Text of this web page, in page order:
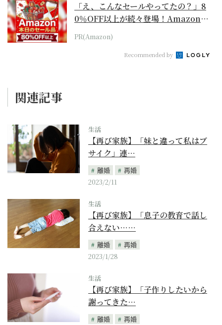
「え、こんなセールやってたの？」8
0％OFF以上が続々登場！Amazonの
本気が...
PR(Amazon)
Recommended by
関連記事
生活
【再び家族】「妹と違って私はブ
サイク」連…
離婚
再婚
2023/2/11
生活
【再び家族】「息子の教育で話し
合えない……
離婚
再婚
2023/1/28
生活
【再び家族】「子作りしたいから
謝ってきた…
離婚
再婚